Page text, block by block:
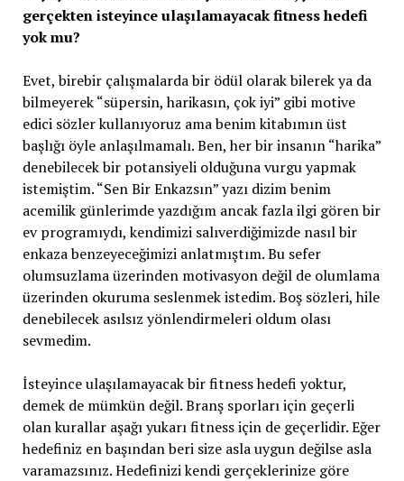
gerçekten isteyince ulaşılamayacak fitness hedefi
yok mu?
Evet, birebir çalışmalarda bir ödül olarak bilerek ya da
bilmeyerek “süpersin, harikasın, çok iyi” gibi motive
edici sözler kullanıyoruz ama benim kitabımın üst
başlığı öyle anlaşılmamalı. Ben, her bir insanın “harika”
denebilecek bir potansiyeli olduğuna vurgu yapmak
istemiştim. “Sen Bir Enkazsın” yazı dizim benim
acemilik günlerimde yazdığım ancak fazla ilgi gören bir
ev programıydı, kendimizi salıverdiğimizde nasıl bir
enkaza benzeyeceğimizi anlatmıştım. Bu sefer
olumsuzlama üzerinden motivasyon değil de olumlama
üzerinden okuruma seslenmek istedim. Boş sözleri, hile
denebilecek asılsız yönlendirmeleri oldum olası
sevmedim.
İsteyince ulaşılamayacak bir fitness hedefi yoktur,
demek de mümkün değil. Branş sporları için geçerli
olan kurallar aşağı yukarı fitness için de geçerlidir. Eğer
hedefiniz en başından beri size asla uygun değilse asla
varamazsınız. Hedefinizi kendi gerçeklerinize göre